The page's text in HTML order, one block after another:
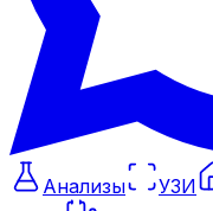
Анализы УЗИ